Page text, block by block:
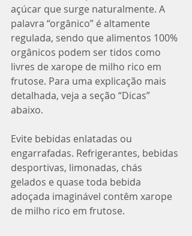
açúcar que surge naturalmente. A
palavra “orgânico” é altamente
regulada, sendo que alimentos 100%
orgânicos podem ser tidos como
livres de xarope de milho rico em
frutose. Para uma explicação mais
detalhada, veja a seção “Dicas”
abaixo.
Evite bebidas enlatadas ou
engarrafadas. Refrigerantes, bebidas
desportivas, limonadas, chás
gelados e quase toda bebida
adoçada imaginável contêm xarope
de milho rico em frutose.